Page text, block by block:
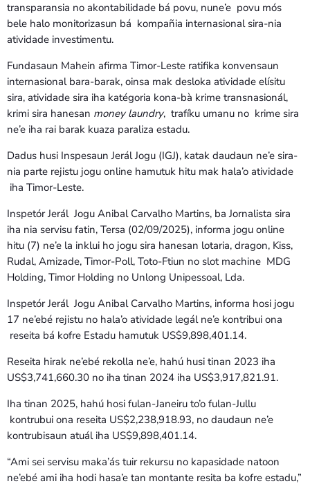
transparansia no akontabilidade bá povu, nune’e povu mós
bele halo monitorizasun bá kompañia internasional sira-nia
atividade investimentu.
Fundasaun Mahein afirma Timor-Leste ratifika konvensaun
internasional bara-barak, oinsa mak desloka atividade elísitu
sira, atividade sira iha katégoria kona-bà krime transnasionál,
krimi sira hanesan money laundry, trafíku umanu no krime sira
ne’e iha rai barak kuaza paraliza estadu.
Dadus husi Inspesaun Jerál Jogu (IGJ), katak daudaun ne’e sira-
nia parte rejistu jogu online hamutuk hitu mak hala’o atividade
iha Timor-Leste.
Inspetór Jerál Jogu Anibal Carvalho Martins, ba Jornalista sira
iha nia servisu fatin, Tersa (02/09/2025), informa jogu online
hitu (7) ne’e la inklui ho jogu sira hanesan lotaria, dragon, Kiss,
Rudal, Amizade, Timor-Poll, Toto-Ftiun no slot machine MDG
Holding, Timor Holding no Unlong Unipessoal, Lda.
Inspetór Jerál Jogu Anibal Carvalho Martins, informa hosi jogu
17 ne’ebé rejistu no hala’o atividade legál ne’e kontribui ona
reseita bá kofre Estadu hamutuk US$9,898,401.14.
Reseita hirak ne’ebé rekolla ne’e, hahú husi tinan 2023 iha
US$3,741,660.30 no iha tinan 2024 iha US$3,917,821.91.
Iha tinan 2025, hahú hosi fulan-Janeiru to’o fulan-Jullu
kontrubui ona reseita US$2,238,918.93, no daudaun ne’e
kontrubisaun atuál iha US$9,898,401.14.
“Ami sei servisu maka’ás tuir rekursu no kapasidade natoon
ne’ebé ami iha hodi hasa’e tan montante resita ba kofre estadu,”